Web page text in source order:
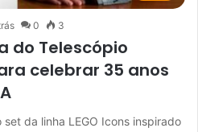
0 3
do Telescópio
celebrar 35 anos
set da linha LEGO Icons inspirado